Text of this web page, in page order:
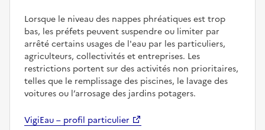
Lorsque le niveau des nappes phréatiques est trop
bas, les préfets peuvent suspendre ou limiter par
arrêté certains usages de l'eau par les particuliers,
agriculteurs, collectivités et entreprises. Les
restrictions portent sur des activités non prioritaires,
telles que le remplissage des piscines, le lavage des
voitures ou l’arrosage des jardins potagers.
VigiEau – profil particulier